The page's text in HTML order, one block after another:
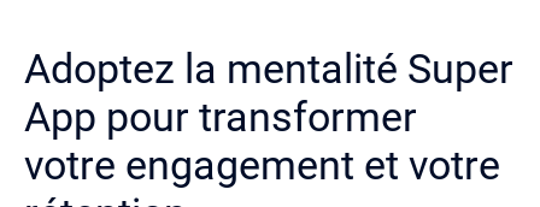
Adoptez la mentalité Super
App pour transformer
votre engagement et votre